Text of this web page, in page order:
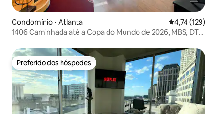
Condomínio ⋅ Atlanta 4,74 de uma
4,74 (129)
1406 Caminhada até a Copa do Mundo de 2026, MBS, DT
Preferido dos hóspedes
Preferido dos hóspedes